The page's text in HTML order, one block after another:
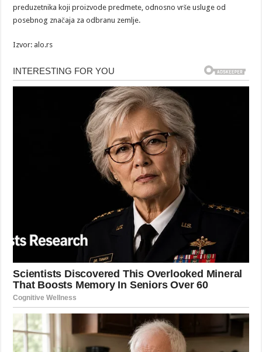
preduzetnika koji proizvode predmete, odnosno vrše usluge od
posebnog značaja za odbranu zemlje.
Izvor: alo.rs